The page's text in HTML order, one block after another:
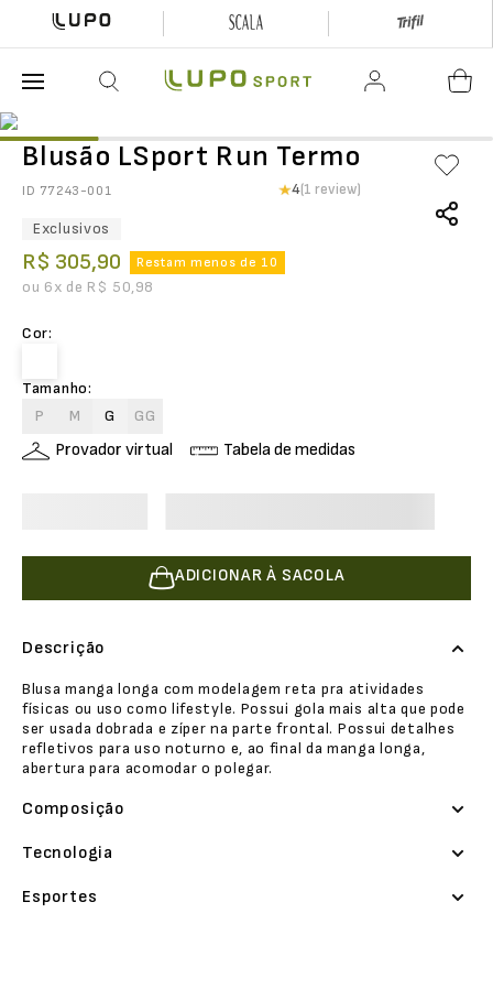
Blusão LSport Run Termo
ID 77243-001 4(1 review)
Exclusivos
R$ 305,90 Restam menos de 10
ou 6x de R$ 50,98
Cor:
Tamanho:
P
M G GG
Provador virtual Tabela de medidas
ADICIONAR À SACOLA
Descrição
Blusa manga longa com modelagem reta pra atividades
físicas ou uso como lifestyle. Possui gola mais alta que pode
ser usada dobrada e zíper na parte frontal. Possui detalhes
refletivos para uso noturno e, ao final da manga longa,
abertura para acomodar o polegar.
Composição
Tecnologia
Esportes